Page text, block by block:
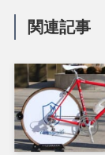
関連記事